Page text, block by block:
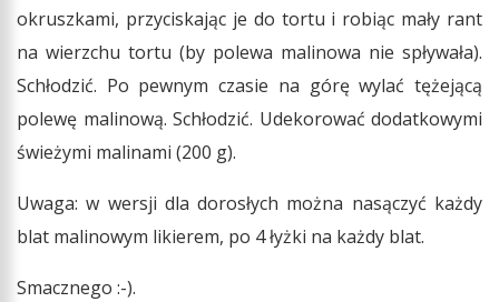
okruszkami, przyciskając je do tortu i robiąc mały rant
na wierzchu tortu (by polewa malinowa nie spływała).
Schłodzić. Po pewnym czasie na górę wylać tężejącą
polewę malinową. Schłodzić. Udekorować dodatkowymi
świeżymi malinami (200 g).
Uwaga: w wersji dla dorosłych można nasączyć każdy
blat malinowym likierem, po 4 łyżki na każdy blat.
Smacznego :-).